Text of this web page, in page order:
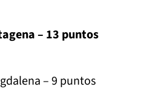
– 13 puntos
– 9 puntos